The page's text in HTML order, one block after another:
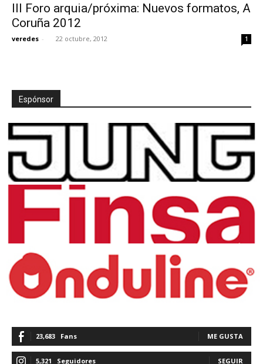
III Foro arquia/próxima: Nuevos formatos, A
Coruña 2012
veredes - 22 octubre, 2012 1
Espónsor
23,683 Fans ME GUSTA
5,321 Seguidores SEGUIR